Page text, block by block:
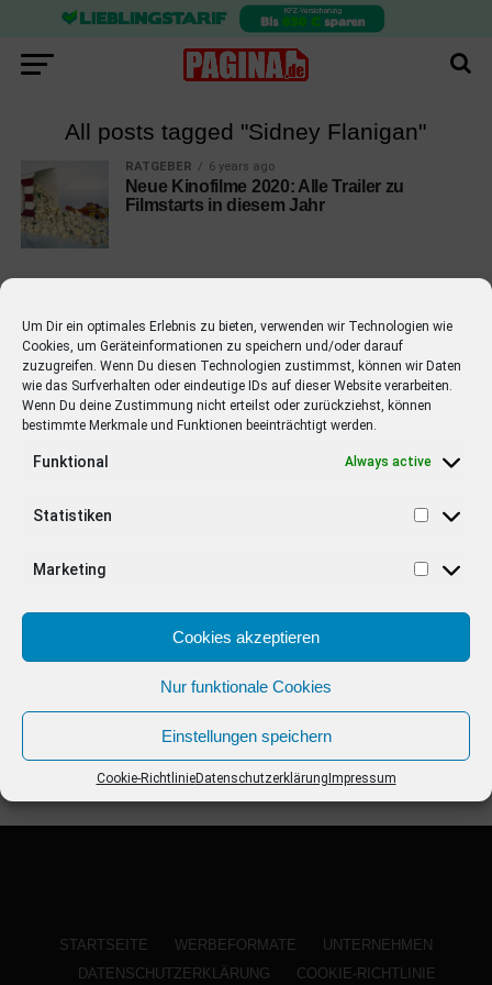
Um Dir ein optimales Erlebnis zu bieten, verwenden wir Technologien wie
Cookies, um Geräteinformationen zu speichern und/oder darauf
zuzugreifen. Wenn Du diesen Technologien zustimmst, können wir Daten
wie das Surfverhalten oder eindeutige IDs auf dieser Website verarbeiten.
Wenn Du deine Zustimmung nicht erteilst oder zurückziehst, können
bestimmte Merkmale und Funktionen beeinträchtigt werden.
Funktional Always active
Statistiken
Marketing
Cookies akzeptieren
Nur funktionale Cookies
Einstellungen speichern
Cookie-RichtlinieDatenschutzerklärung Impressum
All posts tagged "Sidney Flanigan"
RATGEBER 6 years ago
Neue Kinofilme 2020: Alle Trailer zu
Filmstarts in diesem Jahr
EMPFOHLEN
STARS 4 years ago
Barbara Schöneberger Moderatorin
von “Verstehen Sie Spaß?”
STARTSEITE WERBEFORMATE
UNTERNEHMEN
DATENSCHUTZERKLÄRUNG
COOKIE-RICHTLINIE